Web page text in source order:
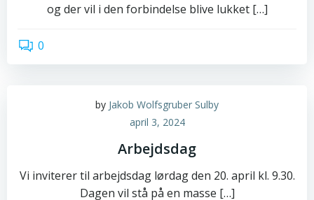
og der vil i den forbindelse blive lukket […]
0
by Jakob Wolfsgruber Sulby
april 3, 2024
Arbejdsdag
Vi inviterer til arbejdsdag lørdag den 20. april kl. 9.30.
Dagen vil stå på en masse […]